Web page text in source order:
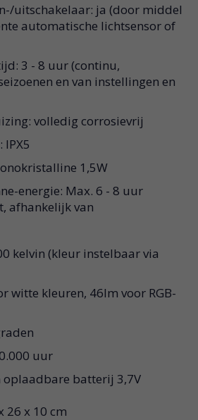
uitschakelaar: ja (door middel
automatische lichtsensor of
3 - 8 uur (continu,
en van instellingen en
volledig corrosievrij
1,5W
energie: Max. 6 - 8 uur
afhankelijk van
kelvin (kleur instelbaar via
witte kleuren, 46lm voor RGB-
uur
oplaadbare batterij 3,7V
26 x 10 cm